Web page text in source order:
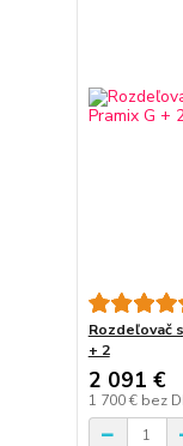
Rozdeľovač
+ 2
2 091 €
1 700 € bez